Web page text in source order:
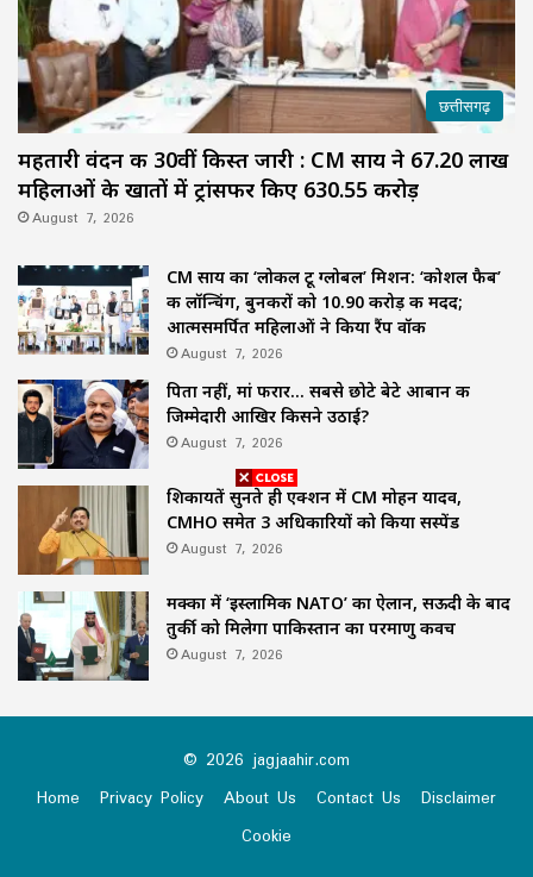
छत्तीसगढ़
महतारी वंदन की 30वीं किस्त जारी : CM साय ने 67.20 लाख
महिलाओं के खातों में ट्रांसफर किए ₹630.55 करोड़
August 7, 2026
CM साय का ‘लोकल टू ग्लोबल’ मिशन: ‘कोशल फैब’
की लॉन्चिंग, बुनकरों को 10.90 करोड़ की मदद;
आत्मसमर्पित महिलाओं ने किया रैंप वॉक
August 7, 2026
पिता नहीं, मां फरार… सबसे छोटे बेटे आबान की
जिम्मेदारी आखिर किसने उठाई?
August 7, 2026
शिकायतें सुनते ही एक्शन में CM मोहन यादव,
CMHO समेत 3 अधिकारियों को किया सस्पेंड
August 7, 2026
मक्का में ‘इस्लामिक NATO’ का ऐलान, सऊदी के बाद
तुर्की को मिलेगा पाकिस्तान का परमाणु कवच
August 7, 2026
© 2026 jagjaahir.com
Home
Privacy Policy About Us Contact Us
Disclaimer
Cookie